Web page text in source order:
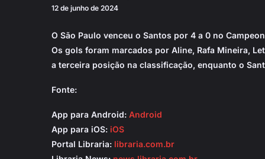
12 de junho de 2024
O São Paulo venceu o Santos por 4 a 0 no
Os gols foram marcados por Aline, Rafa Mineira,
a terceira posição na classificação, enquanto o
Fonte:
App para Android: Android
App para iOS: iOS
Portal Libraria: libraria.com.br